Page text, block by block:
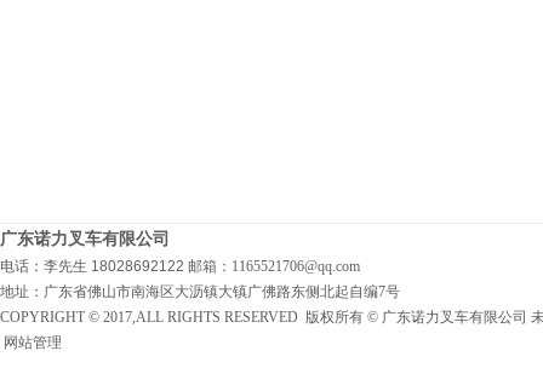
广东诺力叉车有限公司
电话：李先生 18028692122 邮箱：1165521706@qq.com
地址：广东省佛山市南海区大沥镇大镇广佛路东侧北起自编7号
COPYRIGHT © 2017,ALL RIGHTS RESERVED 版权所有 © 广东诺力叉车有限公司
网站管理